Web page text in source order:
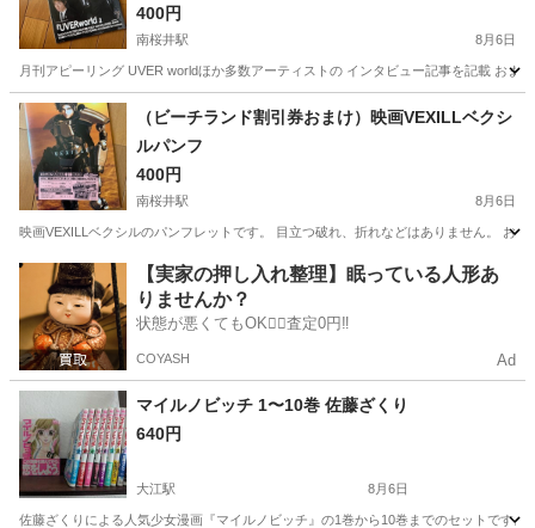
400円
南桜井駅 8月6日
月刊アピーリング UVER worldほか多数アーティストの インタビュー記事を記載 お
愛知 安城市 南桜井駅 雑誌 ビーチ
（ビーチランド割引券おまけ）映画VEXILLベクシ
ルパンフ
400円
南桜井駅 8月6日
映画VEXILLベクシルのパンフレットです。 目立つ破れ、折れなどはありません。 お
愛知 安城市 南桜井駅 雑誌 ビーチ
【実家の押し入れ整理】眠っている人形あ
りませんか？
状態が悪くてもOK🙆‍♀️査定0円‼️
COYASH Ad
マイルノビッチ 1〜10巻 佐藤ざくり
640円
大江駅 8月6日
佐藤ざくりによる人気少女漫画『マイルノビッチ』の1巻から10巻までのセットです